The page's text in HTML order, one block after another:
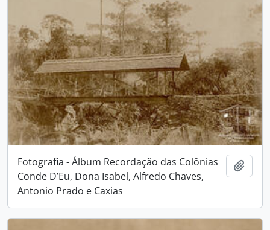
Fotografia - Álbum Recordação das Colônias
Conde D’Eu, Dona Isabel, Alfredo Chaves,
Antonio Prado e Caxias